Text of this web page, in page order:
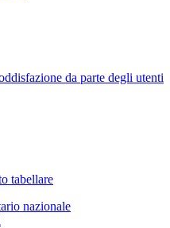
da parte degli utenti
tabellare
nazionale